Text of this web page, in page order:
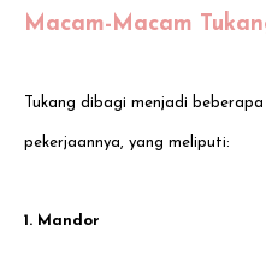
Macam-Macam
Tukang dibagi menjadi
pekerjaannya, yang meliputi:
1. Mandor